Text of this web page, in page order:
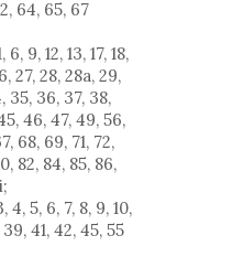
64, 65, 67
12, 13, 17, 18,
27, 28, 28а, 29,
35, 36, 37, 38,
46, 47, 49, 56,
68, 69, 71, 72,
82, 84, 85, 86,
5, 6, 7, 8, 9, 10,
39, 41, 42, 45, 55